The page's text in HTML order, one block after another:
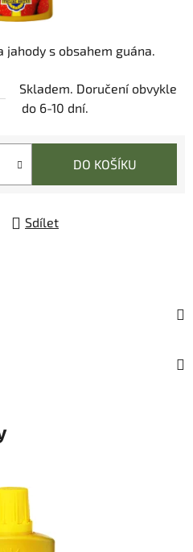
jahody s obsahem guána.
Skladem. Doručení obvykle
do 6-10 dní.
DO KOŠÍKU
Sdílet